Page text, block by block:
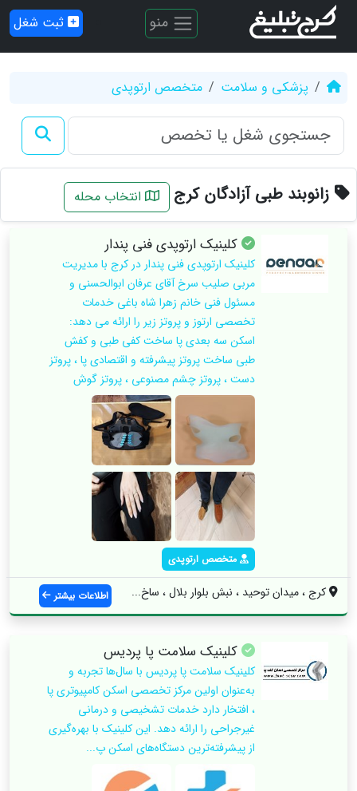
منو ثبت شغل
پزشکی و سلامت متخصص ارتوپدی
زانوبند طبی آزادگان کرج انتخاب محله
کلینیک ارتوپدی فنی پندار
کلینیک ارتوپدی فنی پندار در کرج با مدیریت
مربی صلیب سرخ آقای عرفان ابوالحسنی و
مسئول فنی خانم زهرا شاه باغی خدمات
تخصصی ارتوز و پروتز زیر را ارائه می دهد:
اسکن سه بعدی پا ساخت کفی طبی و کفش
طبی ساخت پروتز پیشرفته و اقتصادی پا ، پروتز
دست ، پروتز چشم مصنوعی ، پروتز گوش
متخصص ارتوپدی
کرج ، میدان توحید ، نبش بلوار بلال ، ساخ... اطلاعات بیشتر
کلینیک سلامت پا پردیس
کلینیک سلامت پا پردیس با سال‌ها تجربه و
به‌عنوان اولین مرکز تخصصی اسکن کامپیوتری پا
، افتخار دارد خدمات تشخیصی و درمانی
غیرجراحی را ارائه دهد. این کلینیک با بهره‌گیری
از پیشرفته‌ترین دستگاه‌های اسکن پ...